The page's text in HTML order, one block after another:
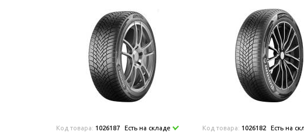
Код товара: 1026187 Есть на складе Код товара: 1026182 Есть на